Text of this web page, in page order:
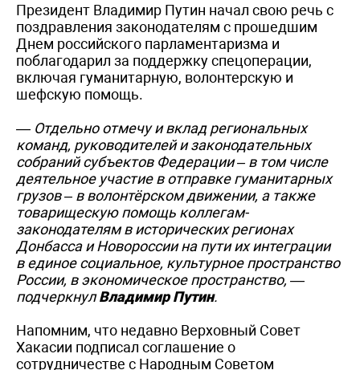
Президент Владимир Путин начал свою речь с
поздравления законодателям с прошедшим
Днем российского парламентаризма и
поблагодарил за поддержку спецоперации,
включая гуманитарную, волонтерскую и
шефскую помощь.
— Отдельно отмечу и вклад региональных
команд, руководителей и законодательных
собраний субъектов Федерации – в том числе
деятельное участие в отправке гуманитарных
грузов – в волонтёрском движении, а также
товарищескую помощь коллегам-
законодателям в исторических регионах
Донбасса и Новороссии на пути их интеграции
в единое социальное, культурное пространство
России, в экономическое пространство, —
подчеркнулВладимир Путин.
Напомним, что недавно Верховный Совет
Хакасии подписал соглашение о
сотрудничестве с Народным Советом